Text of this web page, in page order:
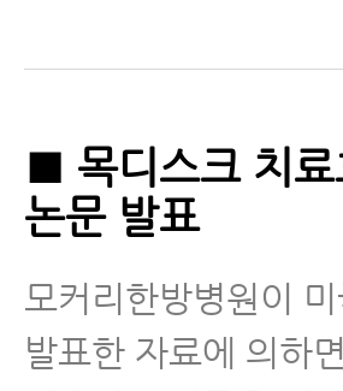
■ 목디스크 치
논문 발표
모커리한방병원이
발표한 자료에 의하